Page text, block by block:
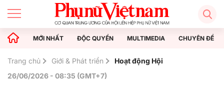
MỚI NHẤT ĐỘC QUYỀN MULTIMEDIA CHUYÊN ĐỀ
Trang chủ Giới & Phát triển
Hoạt động Hội
26/06/2026 - 08:35 (GMT+7)